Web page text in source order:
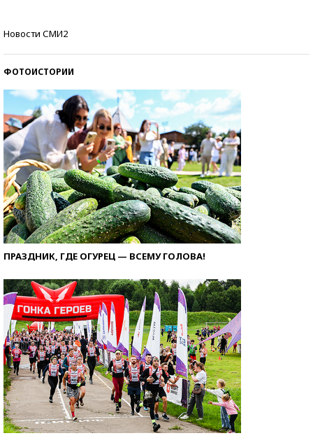
Новости СМИ2
ФОТОИСТОРИИ
ПРАЗДНИК, ГДЕ ОГУРЕЦ — ВСЕМУ ГОЛОВА!